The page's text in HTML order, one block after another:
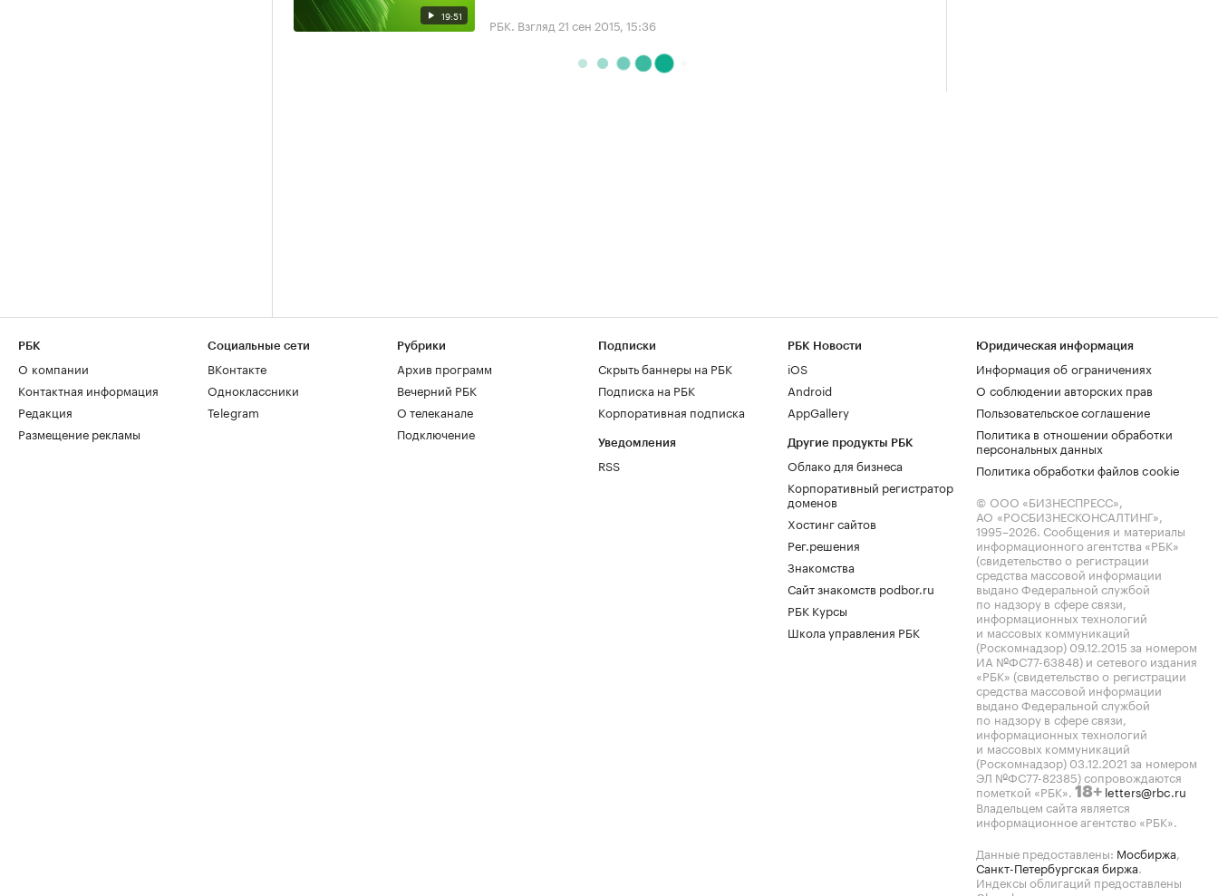
19:51 РБК. Взгляд 21 сен 2015, 15:36
РБК
О компании
Контактная информация
Редакция
Размещение рекламы
Социальные сети
ВКонтакте
Одноклассники
Telegram
Рубрики
Архив программ
Вечерний РБК
О телеканале
Подключение
Подписки
Скрыть баннеры на РБК
Подписка на РБК
Корпоративная подписка
Уведомления
RSS
РБК Новости
iOS
Android
AppGallery
Другие продукты РБК
Облако для бизнеса
Корпоративный регистратор
доменов
Хостинг сайтов
Рег.решения
Знакомства
Сайт знакомств podbor.ru
РБК Курсы
Школа управления РБК
Юридическая информация
Информация об ограничениях
О соблюдении авторских прав
Пользовательское соглашение
Политика в отношении обработки
персональных данных
Политика обработки файлов cookie
© ООО «БИЗНЕСПРЕСС»,
АО «РОСБИЗНЕСКОНСАЛТИНГ»,
1995–2026. Сообщения и материалы
информационного агентства «РБК»
(свидетельство о регистрации
средства массовой информации
выдано Федеральной службой
по надзору в сфере связи,
информационных технологий
и массовых коммуникаций
(Роскомнадзор) 09.12.2015 за номером
ИА №ФС77-63848) и сетевого издания
«РБК» (свидетельство о регистрации
средства массовой информации
выдано Федеральной службой
по надзору в сфере связи,
информационных технологий
и массовых коммуникаций
(Роскомнадзор) 03.12.2021 за номером
ЭЛ №ФС77-82385) сопровождаются
пометкой «РБК». 18+ letters@rbc.ru
Владельцем сайта является
информационное агентство «РБК».
Данные предоставлены: Мосбиржа,
Санкт-Петербургская биржа.
Индексы облигаций предоставлены